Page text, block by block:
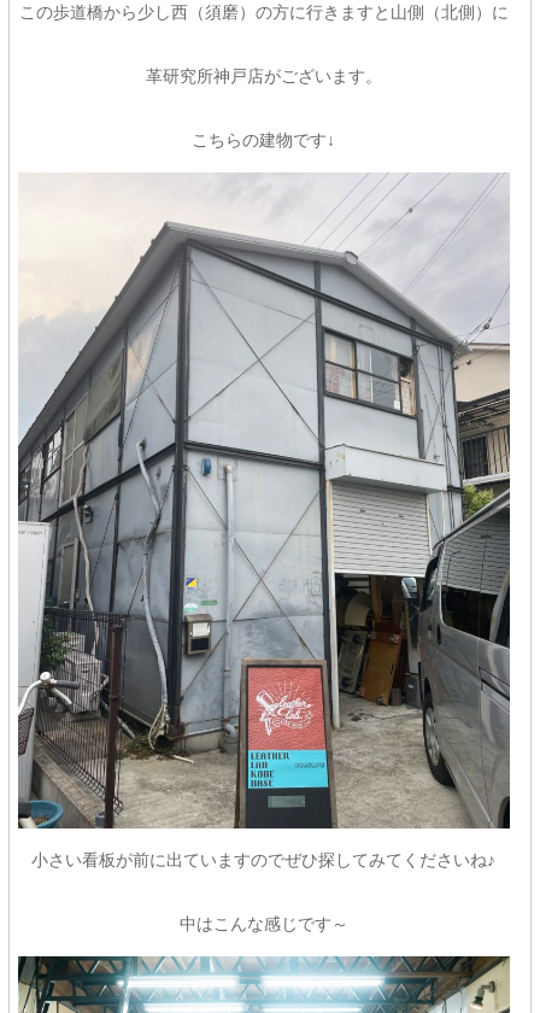
この歩道橋から少し西（須磨）の方に行きますと山側（北側）に
革研究所神戸店がございます。
こちらの建物です↓
小さい看板が前に出ていますのでぜひ探してみてくださいね♪
中はこんな感じです～